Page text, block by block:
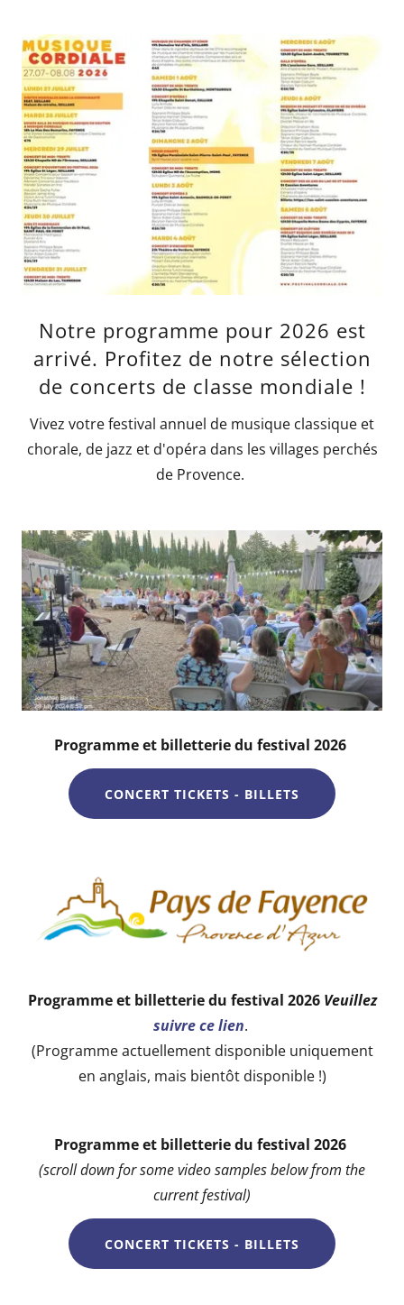
Notre programme pour 2026 est
arrivé. Profitez de notre sélection
de concerts de classe mondiale !
Vivez votre festival annuel de musique classique et
chorale, de jazz et d'opéra dans les villages perchés
de Provence.
Programme et billetterie du festival 2026
CONCERT TICKETS - BILLETS
Programme et billetterie du festival 2026 Veuillez
suivre ce lien.
(Programme actuellement disponible uniquement
en anglais, mais bientôt disponible !)
Programme et billetterie du festival 2026
(scroll down for some video samples below from the
current festival)
CONCERT TICKETS - BILLETS